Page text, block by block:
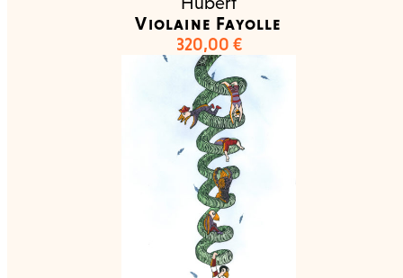
Violaine Fayolle
320,00 €